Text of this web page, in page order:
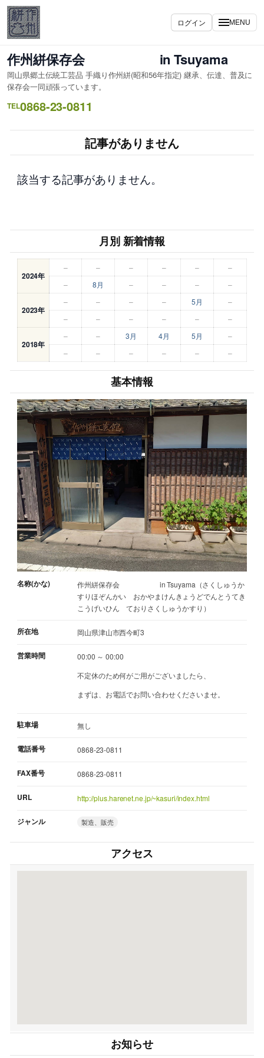
内
容
を
ス
キ
ッ
プ
ログイン MENU
作州絣保存会 in Tsuyama
岡山県郷土伝統工芸品 手織り作州絣(昭和56年指定) 継承、伝達、普及に
保存会一同頑張っています。
TEL0868-23-0811
記事がありません
該当する記事がありません。
月別 新着情報
2024年
– – – – –
–
–
8月 – – – –
2023年
– – – – 5月
–
–
– – – – –
2018年
– – 3月 4月 5月
–
–
– – – – –
基本情報
名称(かな)
作州絣保存会 in Tsuyama（さくしゅうか
すりほぞんかい おかやまけんきょうどでんとうてき
こうげいひん ておりさくしゅうかすり）
所在地 岡山県津山市西今町3
営業時間
00:00 ～ 00:00
不定休のため何がご用がございましたら、
まずは、お電話でお問い合わせくださいませ。
駐車場 無し
電話番号 0868-23-0811
FAX番号 0868-23-0811
URL http://plus.harenet.ne.jp/~kasuri/index.html
ジャンル 製造、販売
アクセス
お知らせ